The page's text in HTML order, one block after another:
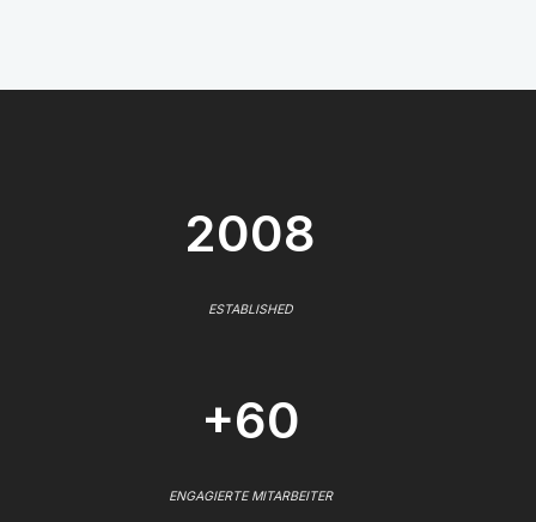
2008
ESTABLISHED
+60
ENGAGIERTE MITARBEITER